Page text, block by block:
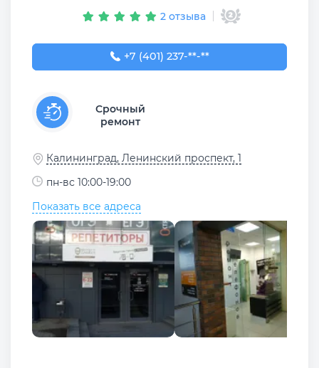
2 отзыва
+7 (401) 237-37-99
+7 (401) 237-**-**
Срочный
ремонт
Калининград, Ленинский проспект, 1
пн-вс 10:00-19:00
Показать все адреса